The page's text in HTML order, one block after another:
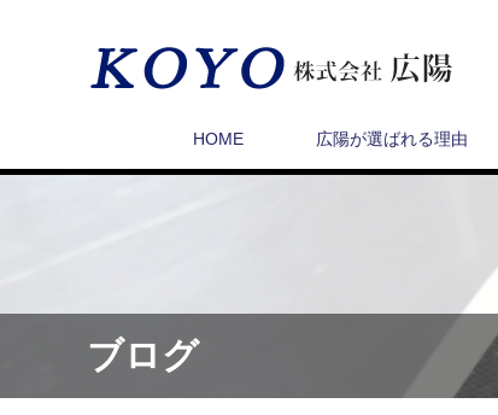
HOME 広陽が選ばれる理由
ブログ